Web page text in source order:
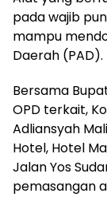
pada wajib
mampu
Daerah (PAD).
Bersama
OPD terkait,
Adliansyah
Hotel, Hotel
Jalan Yos
pemasangan